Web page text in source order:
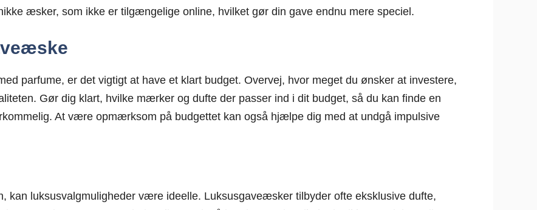
æsker, som ikke er tilgængelige online, hvilket gør din gave endnu mere speciel.
parfume, er det vigtigt at have et klart budget. Overvej, hvor meget du ønsker at investere,
Gør dig klart, hvilke mærker og dufte der passer ind i dit budget, så du kan finde en
At være opmærksom på budgettet kan også hjælpe dig med at undgå impulsive
luksusvalgmuligheder være ideelle. Luksusgaveæsker tilbyder ofte eksklusive dufte,